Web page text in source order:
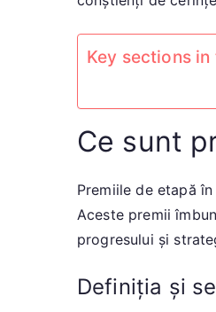
Key sections
Ce sunt
Premiile de etapă
Aceste premii
progresului și
Definiția și